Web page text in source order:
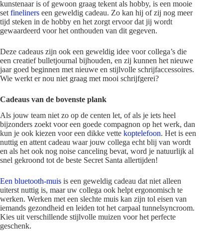
kunstenaar is of gewoon graag tekent als hobby, is een mooie
set fineliners een geweldig cadeau. Zo kan hij of zij nog meer
tijd steken in de hobby en het zorgt ervoor dat jij wordt
gewaardeerd voor het onthouden van dit gegeven.
Deze cadeaus zijn ook een geweldig idee voor collega’s die
een creatief bulletjournal bijhouden, en zij kunnen het nieuwe
jaar goed beginnen met nieuwe en stijlvolle schrijfaccessoires.
Wie werkt er nou niet graag met mooi schrijfgerei?
Cadeaus van de bovenste plank
Als jouw team niet zo op de centen let, of als je iets heel
bijzonders zoekt voor een goede compagnon op het werk, dan
kun je ook kiezen voor een dikke vette koptelefoon. Het is een
nuttig en attent cadeau waar jouw collega echt blij van wordt
en als het ook nog noise canceling bevat, word je natuurlijk al
snel gekroond tot de beste Secret Santa allertijden!
Een bluetooth-muis is een geweldig cadeau dat niet alleen
uiterst nuttig is, maar uw collega ook helpt ergonomisch te
werken. Werken met een slechte muis kan zijn tol eisen van
iemands gezondheid en leiden tot het carpaal tunnelsyncroom.
Kies uit verschillende stijlvolle muizen voor het perfecte
geschenk.